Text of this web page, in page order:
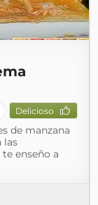
Delicioso
de manzana
las
enseño a